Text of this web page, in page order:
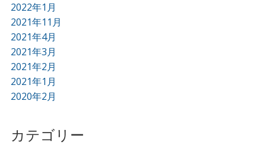
2022年1月
2021年11月
2021年4月
2021年3月
2021年2月
2021年1月
2020年2月
カテゴリー